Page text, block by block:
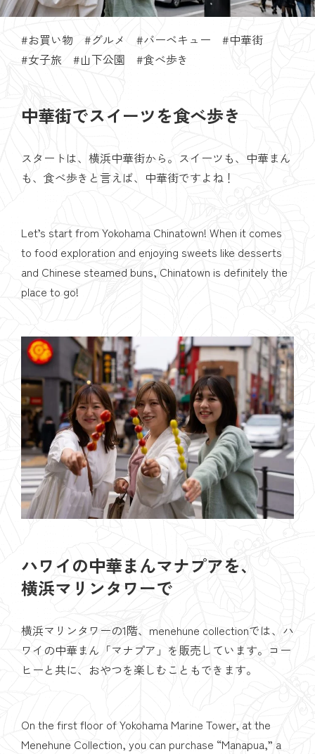
お買い物 グルメ バーベキュー
中華街
女子旅
山下公園 食べ歩き
中華街でスイーツを食べ歩き
スタートは、横浜中華街から。スイーツも、中華まん
も、食べ歩きと言えば、中華街ですよね！
Let’s start from Yokohama Chinatown! When it comes
to food exploration and enjoying sweets like desserts
and Chinese steamed buns, Chinatown is definitely the
place to go!
ハワイの中華まんマナプアを、
横浜マリンタワーで
横浜マリンタワーの1階、menehune collectionでは、ハ
ワイの中華まん「マナプア」を販売しています。コー
ヒーと共に、おやつを楽しむこともできます。
On the first floor of Yokohama Marine Tower, at the
Menehune Collection, you can purchase “Manapua,” a